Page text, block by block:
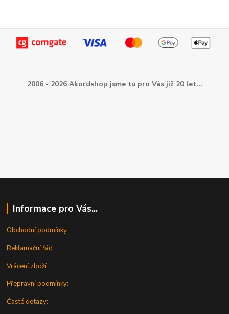
2006 - 2026 Akordshop jsme tu pro Vás již 20 let...
Informace pro Vás...
Obchodní podmínky:
Reklamační řád:
Vrácení zboží:
Přepravní podmínky:
Časté dotazy: